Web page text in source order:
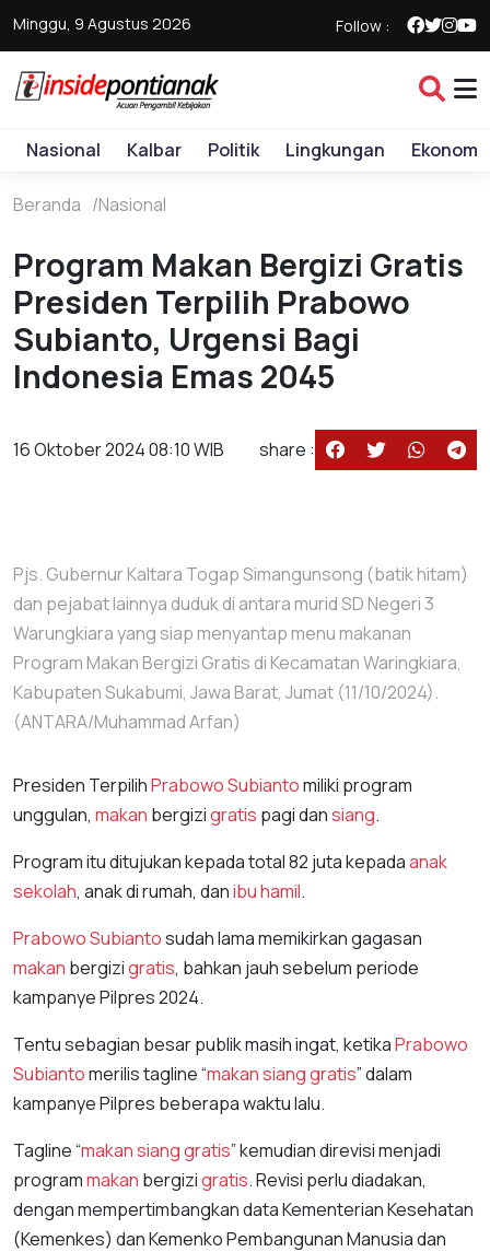
Minggu, 9 Agustus 2026 Follow :
Nasional Kalbar Politik Lingkungan Ekonomi
Beranda Nasional
Program Makan Bergizi Gratis
Presiden Terpilih Prabowo
Subianto, Urgensi Bagi
Indonesia Emas 2045
16 Oktober 2024 08:10 WIB share :
Pjs. Gubernur Kaltara Togap Simangunsong (batik hitam)
dan pejabat lainnya duduk di antara murid SD Negeri 3
Warungkiara yang siap menyantap menu makanan
Program Makan Bergizi Gratis di Kecamatan Waringkiara,
Kabupaten Sukabumi, Jawa Barat, Jumat (11/10/2024).
(ANTARA/Muhammad Arfan)
Presiden TerpilihPrabowo Subiantomiliki program
unggulan, makan bergizigratis pagi dansiang.
Program itu ditujukan kepada total 82 juta kepadaanak
sekolah, anak di rumah, danibu hamil.
Prabowo Subiantosudah lama memikirkan gagasan
makan bergizigratis, bahkan jauh sebelum periode
kampanye Pilpres 2024.
Tentu sebagian besar publik masih ingat, ketikaPrabowo
Subiantomerilis tagline “makansianggratis” dalam
kampanye Pilpres beberapa waktu lalu.
Tagline “makansianggratis” kemudian direvisi menjadi
programmakan bergizigratis. Revisi perlu diadakan,
dengan mempertimbangkan data Kementerian Kesehatan
(Kemenkes) dan Kemenko Pembangunan Manusia dan